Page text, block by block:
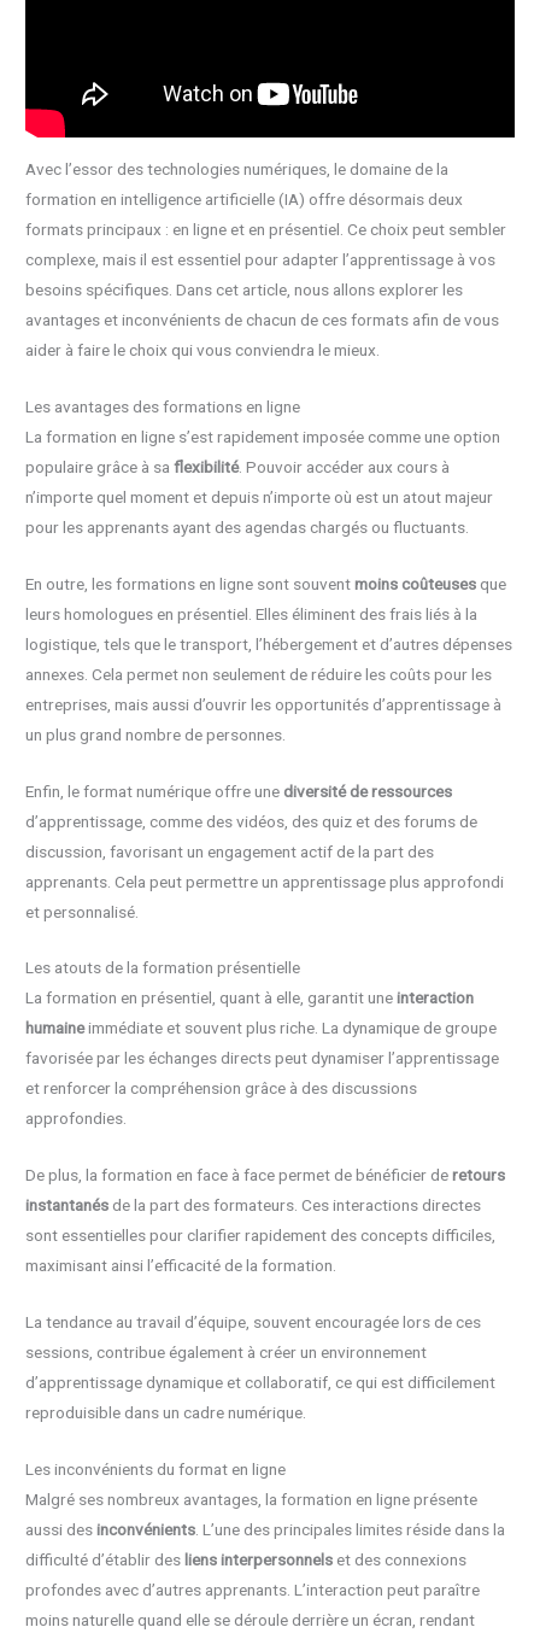
Avec l’essor des technologies numériques, le domaine de la
formation en intelligence artificielle (IA) offre désormais deux
formats principaux : en ligne et en présentiel. Ce choix peut sembler
complexe, mais il est essentiel pour adapter l’apprentissage à vos
besoins spécifiques. Dans cet article, nous allons explorer les
avantages et inconvénients de chacun de ces formats afin de vous
aider à faire le choix qui vous conviendra le mieux.
Les avantages des formations en ligne
La formation en ligne s’est rapidement imposée comme une option
populaire grâce à saflexibilité. Pouvoir accéder aux cours à
n’importe quel moment et depuis n’importe où est un atout majeur
pour les apprenants ayant des agendas chargés ou fluctuants.
En outre, les formations en ligne sont souventmoins coûteuses que
leurs homologues en présentiel. Elles éliminent des frais liés à la
logistique, tels que le transport, l’hébergement et d’autres dépenses
annexes. Cela permet non seulement de réduire les coûts pour les
entreprises, mais aussi d’ouvrir les opportunités d’apprentissage à
un plus grand nombre de personnes.
Enfin, le format numérique offre une diversité de ressources
d’apprentissage, comme des vidéos, des quiz et des forums de
discussion, favorisant un engagement actif de la part des
apprenants. Cela peut permettre un apprentissage plus approfondi
et personnalisé.
Les atouts de la formation présentielle
La formation en présentiel, quant à elle, garantit uneinteraction
humaineimmédiate et souvent plus riche. La dynamique de groupe
favorisée par les échanges directs peut dynamiser l’apprentissage
et renforcer la compréhension grâce à des discussions
approfondies.
De plus, la formation en face à face permet de bénéficier deretours
instantanés de la part des formateurs. Ces interactions directes
sont essentielles pour clarifier rapidement des concepts difficiles,
maximisant ainsi l’efficacité de la formation.
La tendance au travail d’équipe, souvent encouragée lors de ces
sessions, contribue également à créer un environnement
d’apprentissage dynamique et collaboratif, ce qui est difficilement
reproduisible dans un cadre numérique.
Les inconvénients du format en ligne
Malgré ses nombreux avantages, la formation en ligne présente
aussi desinconvénients . L’une des principales limites réside dans la
difficulté d’établir des liens interpersonnels et des connexions
profondes avec d’autres apprenants. L’interaction peut paraître
moins naturelle quand elle se déroule derrière un écran, rendant